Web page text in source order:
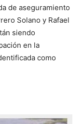
de aseguramiento
Solano y Rafael
siendo
en la
como